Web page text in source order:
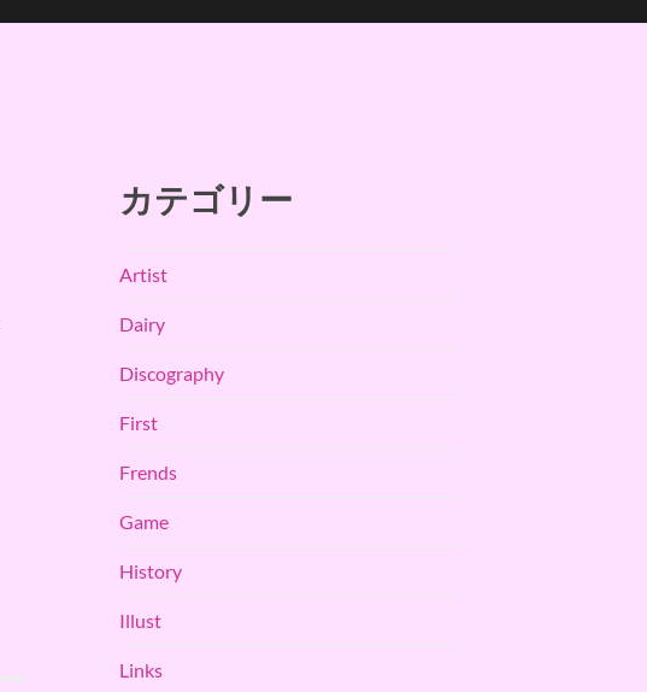
カテゴリー
Artist
Dairy
Discography
First
Frends
Game
History
Illust
Links